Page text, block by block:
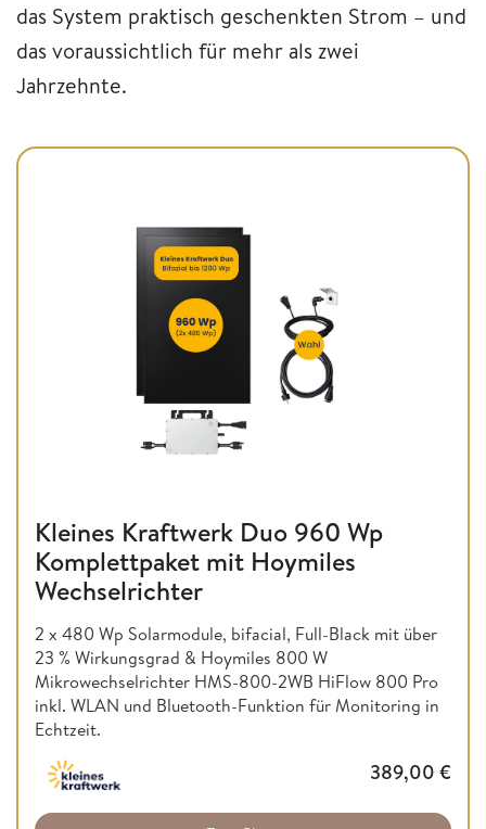
das System praktisch geschenkten Strom – und
das voraussichtlich für mehr als zwei
Jahrzehnte.
Kleines Kraftwerk Duo 960 Wp
Komplettpaket mit Hoymiles
Wechselrichter
2 x 480 Wp Solarmodule, bifacial, Full-Black mit über
23 % Wirkungsgrad & Hoymiles 800 W
Mikrowechselrichter HMS-800-2WB HiFlow 800 Pro
inkl. WLAN und Bluetooth-Funktion für Monitoring in
Echtzeit.
389,00 €